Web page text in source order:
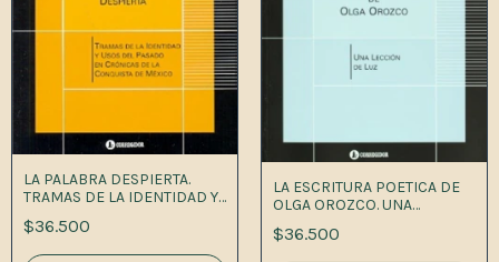
LA PALABRA DESPIERTA.
TRAMAS DE LA IDENTIDAD Y
USOS DEL PASADo en
crónicas de la conquisa de
méxico
$36.500
LA ESCRITURA POETICA DE
OLGA OROZCO. UNA
LECCION D 1A.ED
$36.500